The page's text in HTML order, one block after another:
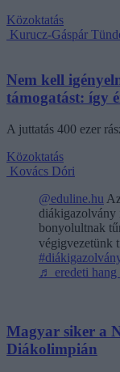
Közoktatás
Kurucz-Gáspár
Nem kell
támogatást: így
A juttatás 400 ezer
Közoktatás
Kovács Dóri
@eduline.hu
diákigazolvány
bonyolultnak
végigvezetünk
♬ eredeti hang
Magyar siker a
Diákolimpián